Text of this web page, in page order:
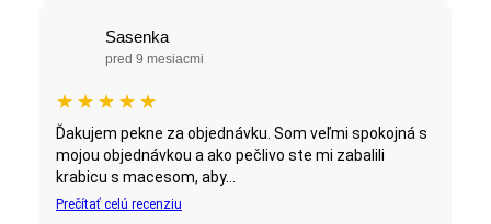
Sasenka
pred 9 mesiacmi
★ ★ ★ ★ ★
Ďakujem pekne za objednávku. Som veľmi spokojná s
mojou objednávkou a ako pečlivo ste mi zabalili
krabicu s macesom, aby...
Prečítať celú recenziu